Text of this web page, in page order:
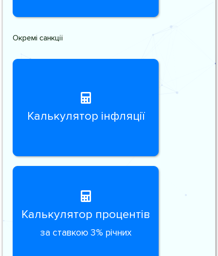
Окремі санкції
Калькулятор інфляції
Калькулятор процентів
за ставкою 3% річних